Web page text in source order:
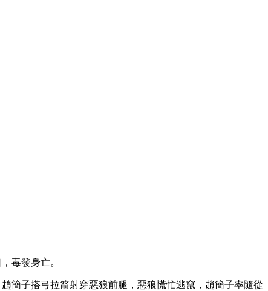
毒發身亡。
簡子搭弓拉箭射穿惡狼前腿，惡狼慌忙逃竄，趙簡子率隨從